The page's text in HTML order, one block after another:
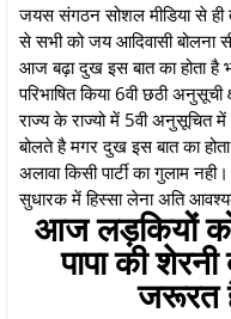
जयस संगठन सोशल मीडिया से
से सभी को जय आदिवासी बोलना
आज बढ़ा दुख इस बात का होता
परिभाषित किया 6वी छठी
राज्य के राज्यो में 5वी अनुसूचित
बोलते है मगर दुख इस बात का
अलावा किसी पार्टी का गुलाम
सुधारक में हिस्सा लेना अति
आज लड़कियों को
पापा की
जरूरत